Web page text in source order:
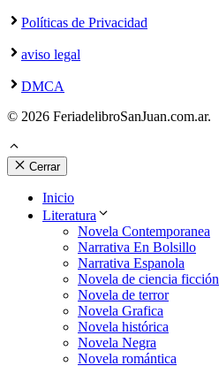
Políticas de Privacidad
aviso legal
DMCA
© 2026 FeriadelibroSanJuan.com.ar.
Cerrar
Inicio
Literatura
Novela Contemporanea
Narrativa En Bolsillo
Narrativa Espanola
Novela de ciencia ficción
Novela de terror
Novela Grafica
Novela histórica
Novela Negra
Novela romántica